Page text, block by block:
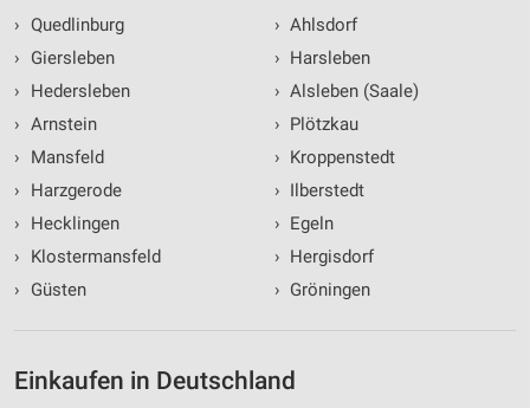
› Quedlinburg
›
Giersleben
›
Hedersleben
› Arnstein
›
Mansfeld
›
Harzgerode
›
Hecklingen
›
Klostermansfeld
›
Güsten
› Ahlsdorf
› Harsleben
› Alsleben (Saale)
› Plötzkau
› Kroppenstedt
› Ilberstedt
› Egeln
› Hergisdorf
› Gröningen
Einkaufen in Deutschland